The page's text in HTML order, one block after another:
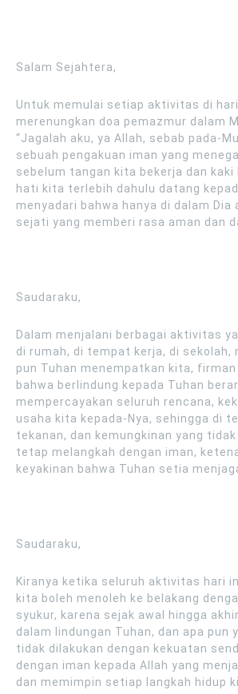
Salam Sejahtera,
Untuk memulai setiap aktivitas di
merenungkan doa pemazmur dalam
“Jagalah aku, ya Allah, sebab pada-
sebuah pengakuan iman yang
sebelum tangan kita bekerja dan kaki
hati kita terlebih dahulu datang
menyadari bahwa hanya di dalam Dia
sejati yang memberi rasa aman dan
Saudaraku,
Dalam menjalani berbagai aktivitas
di rumah, di tempat kerja, di sekolah,
pun Tuhan menempatkan kita,
bahwa berlindung kepada Tuhan
mempercayakan seluruh rencana,
usaha kita kepada-Nya, sehingga di
tekanan, dan kemungkinan yang
tetap melangkah dengan iman,
keyakinan bahwa Tuhan setia
Saudaraku,
Kiranya ketika seluruh aktivitas hari
kita boleh menoleh ke belakang
syukur, karena sejak awal hingga
dalam lindungan Tuhan, dan apa pun
tidak dilakukan dengan kekuatan
dengan iman kepada Allah yang
dan memimpin setiap langkah hidup